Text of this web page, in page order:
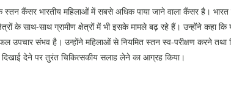
स्तन कैंसर भारतीय महिलाओं में सबसे अधिक पाया जाने वाला कैंसर है।
के साथ-साथ ग्रामीण क्षेत्रों में भी इसके मामले बढ़ रहे हैं। उन्होंने कहा कि
उपचार संभव है। उन्होंने महिलाओं से नियमित स्तन स्व-परीक्षण करने तथा
दिखाई देने पर तुरंत चिकित्सकीय सलाह लेने का आग्रह किया।